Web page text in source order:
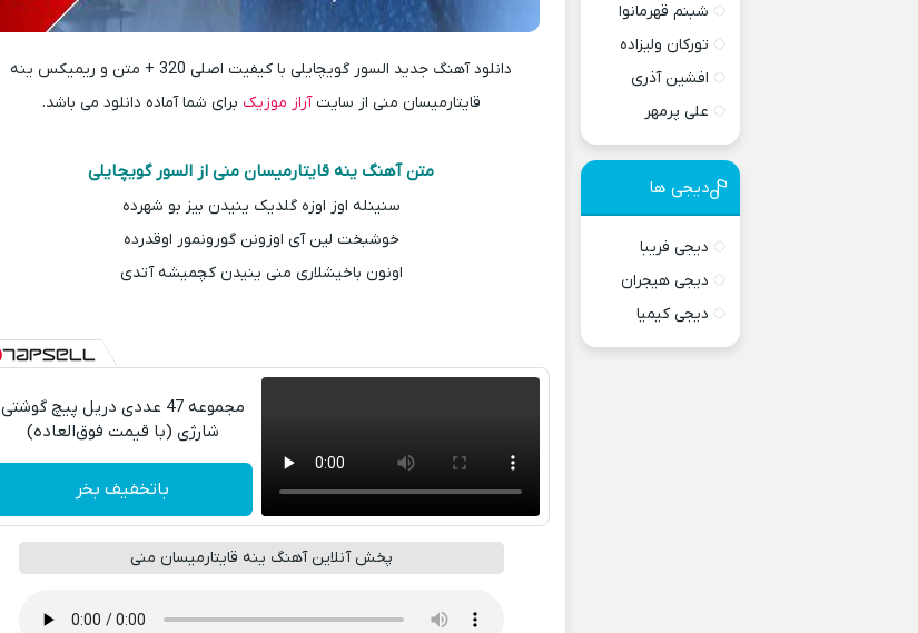
دانلود آهنگ جدید السور گویچایلی با کیفیت اصلی 320 + متن و ریمیکس ینه
قایتارمیسان منی از سایتآراز موزیک برای شما آماده دانلود می باشد.
متن آهنگ ینه قایتارمیسان منی از السور گویچایلی
سنینله اوز اوزه گلدیک ینیدن بیز بو شهرده
خوشبخت لین آی اوزونن گورونمور اوقدرده
اونون باخیشلاری منی ینیدن کچمیشه آتدی
مجموعه 47 عددی دریل پیچ گوشتی
شارژی‌ (با قیمت فوق‌العاده)
باتخفیف بخر
پخش آنلاین آهنگ ینه قایتارمیسان منی
شبنم قهرمانوا
تورکان ولیزاده
افشین آذری
علی پرمهر
دیجی ها
دیجی فریبا
دیجی هیجران
دیجی کیمیا